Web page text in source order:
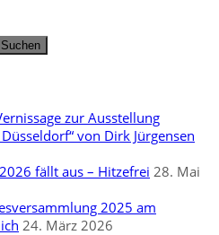
zur Ausstellung
von Dirk Jürgensen
fällt aus – Hitzefrei 28. Mai
2025 am
24. März 2026